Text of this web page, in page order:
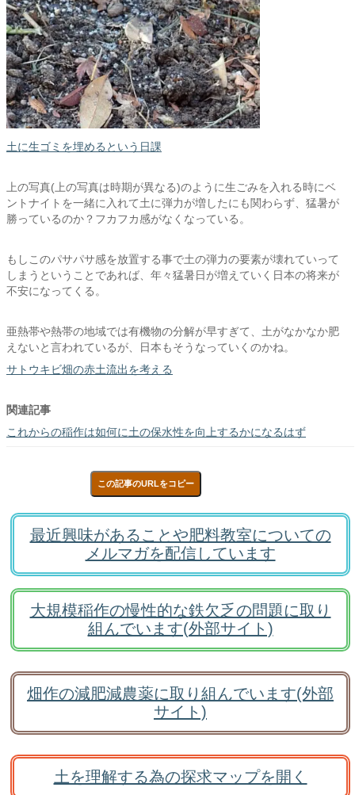
土に生ゴミを埋めるという日課
上の写真(上の写真は時期が異なる)のように生ごみを入れる時にベ
ントナイトを一緒に入れて土に弾力が増したにも関わらず、猛暑が
勝っているのか？フカフカ感がなくなっている。
もしこのパサパサ感を放置する事で土の弾力の要素が壊れていって
しまうということであれば、年々猛暑日が増えていく日本の将来が
不安になってくる。
亜熱帯や熱帯の地域では有機物の分解が早すぎて、土がなかなか肥
えないと言われているが、日本もそうなっていくのかね。
サトウキビ畑の赤土流出を考える
関連記事
これからの稲作は如何に土の保水性を向上するかになるはず
この記事のURLをコピー
最近興味があることや肥料教室についての
メルマガを配信しています
大規模稲作の慢性的な鉄欠乏の問題に取り
組んでいます(外部サイト)
畑作の減肥減農薬に取り組んでいます(外部
サイト)
土を理解する為の探求マップを開く